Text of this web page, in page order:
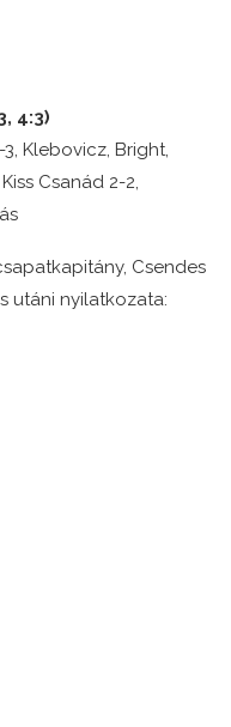
4:3)
3, Klebovicz, Bright,
Csanád 2-2,
Csendes
utáni nyilatkozata: